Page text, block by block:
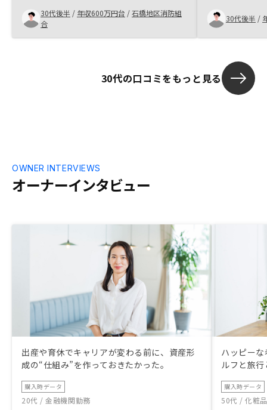
30代後半 / 年収600万円台 /石橋地区消防組
合
興味があり、
なかなか踏み
踏み出して良
利用して、資
リットである
続きは、迅速
30代後半 /
30代の口コミをもっと見る
オーナーインタビュー
OWNER INTERVIEWS
出産や育休でキャリアが変わる前に、資産形
成の“仕組み”を作っておきたかった。
購入時データ
20代 / 金融機関勤務
ハッピー
ルフと旅
購入時データ
50代 / 化粧